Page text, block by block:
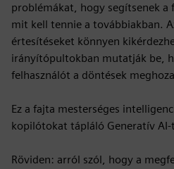
problémákat, hogy segítsenek a
mit kell tennie a továbbiakban.
értesítéseket könnyen
irányítópultokban mutatják be,
felhasználót a döntések
Ez a fajta mesterséges
kopilótokat tápláló Generatív AI-
Röviden: arról szól, hogy a